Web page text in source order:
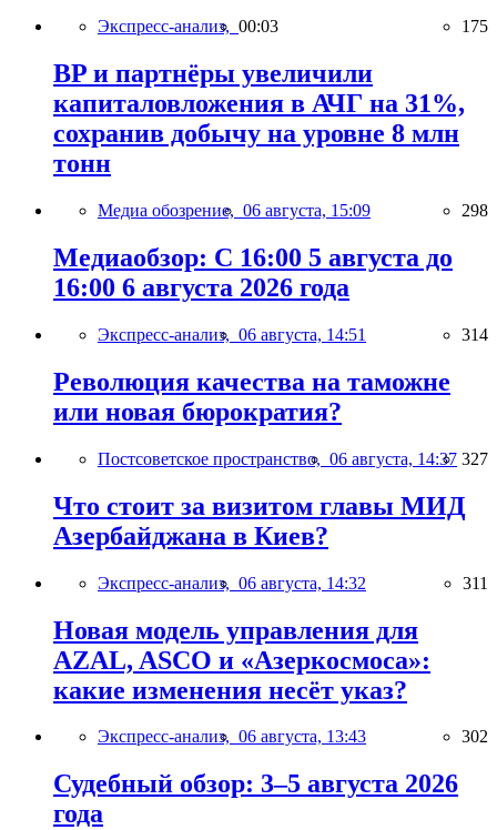
Экспресс-анализ, 00:03 175
BP и партнёры увеличили
капиталовложения в АЧГ на 31%,
сохранив добычу на уровне 8 млн
тонн
Медиа обозрение, 06 августа, 15:09 298
Медиаобзор: С 16:00 5 августа до
16:00 6 августа 2026 года
Экспресс-анализ, 06 августа, 14:51 314
Революция качества на таможне
или новая бюрократия?
Постсоветское пространство, 06 августа, 14:37 327
Что стоит за визитом главы МИД
Азербайджана в Киев?
Экспресс-анализ, 06 августа, 14:32 311
Новая модель управления для
AZAL, ASCO и «Азеркосмоса»:
какие изменения несёт указ?
Экспресс-анализ, 06 августа, 13:43 302
Судебный обзор: 3–5 августа 2026
года